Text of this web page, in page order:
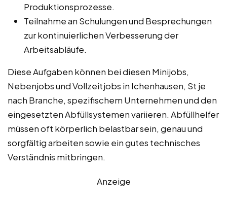
Produktionsprozesse.
Teilnahme an Schulungen und Besprechungen
zur kontinuierlichen Verbesserung der
Arbeitsabläufe.
Diese Aufgaben können bei diesen Minijobs,
Nebenjobs und Vollzeitjobs in Ichenhausen, St je
nach Branche, spezifischem Unternehmen und den
eingesetzten Abfüllsystemen variieren. Abfüllhelfer
müssen oft körperlich belastbar sein, genau und
sorgfältig arbeiten sowie ein gutes technisches
Verständnis mitbringen.
Anzeige